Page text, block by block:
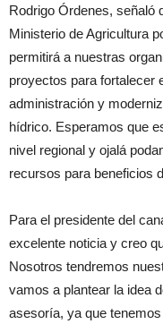
Rodrigo Órdenes, señaló
Ministerio de Agricultura
permitirá a nuestras
proyectos para fortalecer
administración y
hídrico. Esperamos que
nivel regional y ojalá
recursos para beneficios
Para el presidente del
excelente noticia y creo
Nosotros tendremos
vamos a plantear la idea
asesoría, ya que